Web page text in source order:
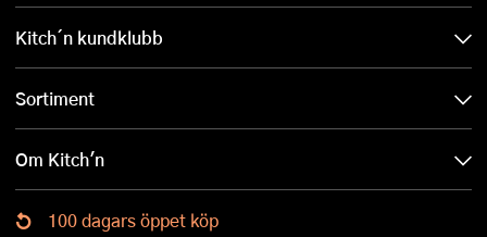
Kitch´n kundklubb
Sortiment
Om Kitch'n
100 dagars öppet köp